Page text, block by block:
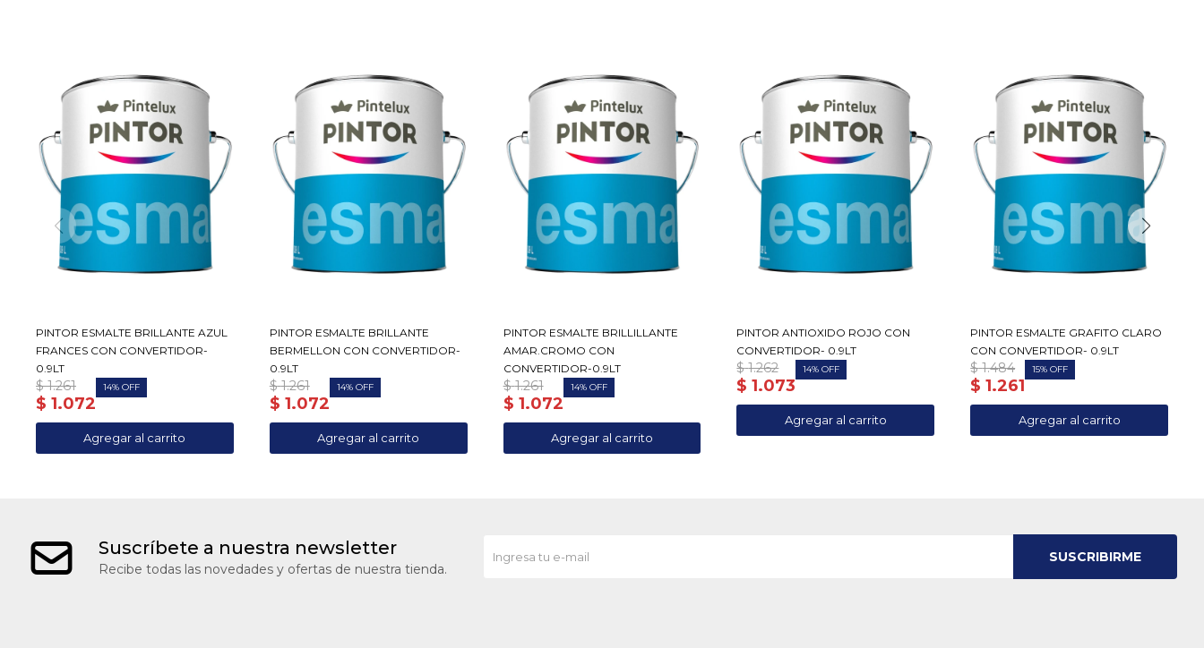
PINTOR ESMALTE BRILLANTE AZUL
FRANCES CON CONVERTIDOR-
0.9LT
$ 1.072
$ 1.261 14
PINTOR ESMALTE BRILLANTE
BERMELLON CON CONVERTIDOR-
0.9LT
$ 1.072
$ 1.261 14
PINTOR ESMALTE BRILLILLANTE
AMAR.CROMO CON
CONVERTIDOR-0.9LT
$ 1.072
$ 1.261 14
PINTOR ANTIOXIDO ROJO CON
CONVERTIDOR- 0.9LT
$ 1.073
$ 1.262 14
PINTOR ESMALTE GRAFITO CLARO
CON CONVERTIDOR- 0.9LT
$ 1.261
$ 1.484 15
Suscríbete a nuestra newsletter
Recibe todas las novedades y ofertas de nuestra tienda.
SUSCRIBIRME